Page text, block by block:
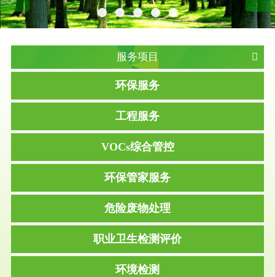
服务项目
环保服务
工程服务
VOCs综合管控
环保管家服务
危险废物处理
职业卫生检测评价
环境检测